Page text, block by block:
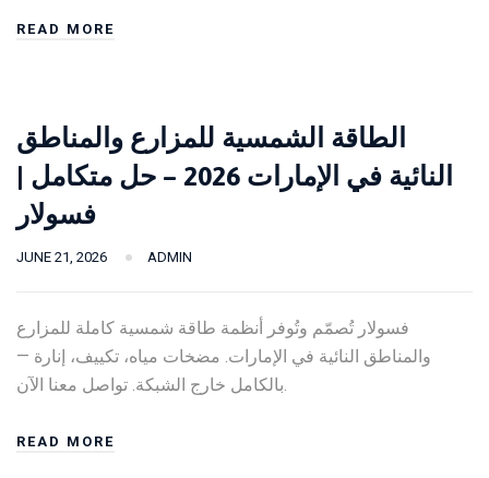
READ MORE
الطاقة الشمسية للمزارع والمناطق
النائية في الإمارات 2026 – حل متكامل |
فسولار
JUNE 21, 2026 ADMIN
فسولار تُصمّم وتُوفر أنظمة طاقة شمسية كاملة للمزارع
والمناطق النائية في الإمارات. مضخات مياه، تكييف، إنارة —
بالكامل خارج الشبكة. تواصل معنا الآن.
READ MORE